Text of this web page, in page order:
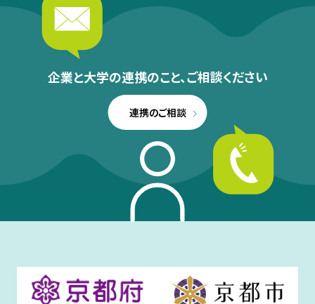
企業と大学の連携のこと、ご相談ください
連携のご相談